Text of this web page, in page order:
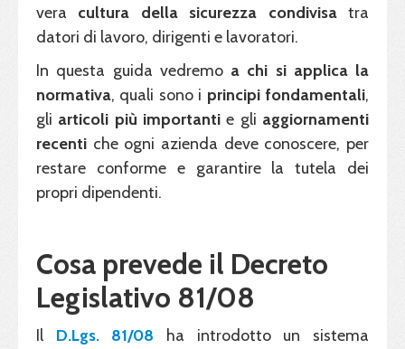
vera cultura della sicurezza condivisatra
datori di lavoro, dirigenti e lavoratori.
In questa guida vedremo a chi si applica la
normativa, quali sono i principi fondamentali,
gli articoli più importanti e gli aggiornamenti
recenti che ogni azienda deve conoscere, per
restare conforme e garantire la tutela dei
propri dipendenti.
Cosa prevede il Decreto
Legislativo 81/08
Il D.Lgs. 81/08 ha introdotto un sistema